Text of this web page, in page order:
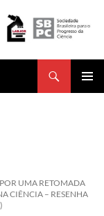
POR UMA RETOMADA
CIÊNCIA – RESENHA